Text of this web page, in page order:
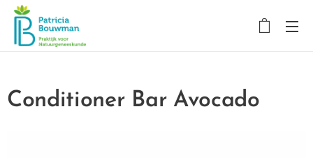
Conditioner Bar Avocado